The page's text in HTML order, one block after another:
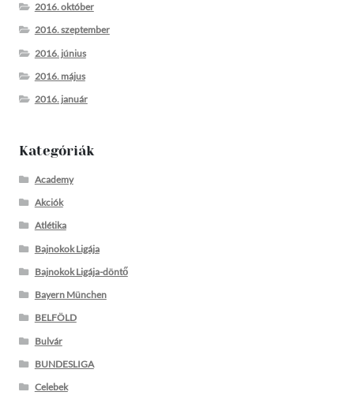
2016. október
2016. szeptember
2016. június
2016. május
2016. január
Kategóriák
Academy
Akciók
Atlétika
Bajnokok Ligája
Bajnokok Ligája-döntő
Bayern München
BELFÖLD
Bulvár
BUNDESLIGA
Celebek